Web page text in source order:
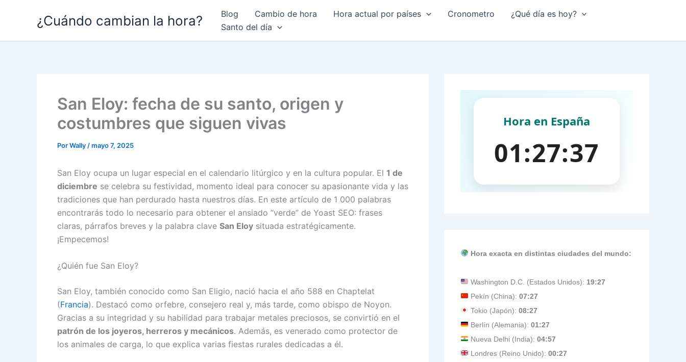
¿Cuándo cambian la hora? Blog Cambio de hora Hora actual por países Cronometro
¿Qué día es hoy?
Santo del día
San Eloy: fecha de su santo, origen y
costumbres que siguen vivas
PorWally /mayo 7, 2025
San Eloy ocupa un lugar especial en el calendario litúrgico y en la cultura popular. El 1 de
diciembre se celebra su festividad, momento ideal para conocer su apasionante vida y las
tradiciones que han perdurado hasta nuestros días. En este artículo de 1 000 palabras
encontrarás todo lo necesario para obtener el ansiado “verde” de Yoast SEO: frases
claras, párrafos breves y la palabra clave San Eloy situada estratégicamente.
¡Empecemos!
¿Quién fue San Eloy?
San Eloy, también conocido como San Eligio, nació hacia el año 588 en Chaptelat
(Francia). Destacó como orfebre, consejero real y, más tarde, como obispo de Noyon.
Gracias a su integridad y su habilidad para trabajar metales preciosos, se convirtió en el
patrón de los joyeros, herreros y mecánicos. Además, es venerado como protector de
los animales de carga, lo que explica varias fiestas rurales dedicadas a él.
Hora exacta en distintas ciudades del mundo:
Washington D.C. (Estados Unidos): 19:27
Pekín (China): 07:27
Tokio (Japón): 08:27
Berlín (Alemania): 01:27
Nueva Delhi (India): 04:57
Londres (Reino Unido): 00:27